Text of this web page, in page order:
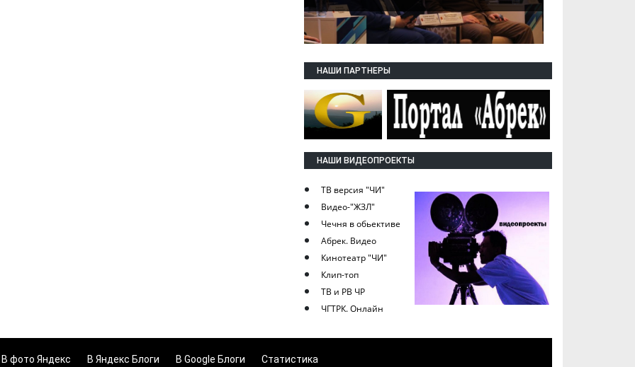
НАШИ ПАРТНЕРЫ
НАШИ ВИДЕОПРОЕКТЫ
ТВ версия "ЧИ"
Видео-"ЖЗЛ"
Чечня в обьективе
Абрек. Видео
Кинотеатр "ЧИ"
Клип-топ
ТВ и РВ ЧР
ЧГТРК. Онлайн
В фото Яндекс В Яндекс Блоги В Google Блоги Статистика